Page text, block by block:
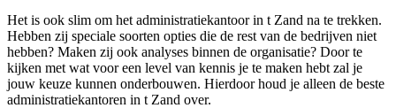
Het is ook slim om het administratiekantoor in t Zand na te trekken.
Hebben zij speciale soorten opties die de rest van de bedrijven niet
hebben? Maken zij ook analyses binnen de organisatie? Door te
kijken met wat voor een level van kennis je te maken hebt zal je
jouw keuze kunnen onderbouwen. Hierdoor houd je alleen de beste
administratiekantoren in t Zand over.